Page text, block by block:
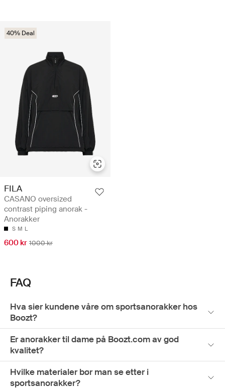
40% Deal
FILA
CASANO oversized
contrast piping anorak -
Anorakker
S M L
600 kr 1000 kr
FAQ
Hva sier kundene våre om sportsanorakker hos
Boozt?
Er anorakker til dame på Boozt.com av god
kvalitet?
Hvilke materialer bør man se etter i
sportsanorakker?